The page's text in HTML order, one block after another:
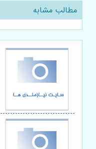
مطالب مشابه